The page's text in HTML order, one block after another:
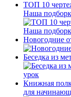
ТОП 10
Наша
Новогодние
Беседка из
Книжная
для